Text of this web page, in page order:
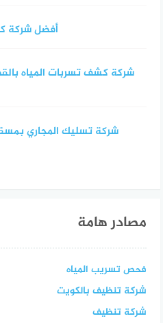
أفضل شركة
شركة كشف تسربات المياه
شركة تسليك المجاري
مصادر هامة
فحص تسريب المياه
شركة تنظيف بالكويت
شركة تنظيف